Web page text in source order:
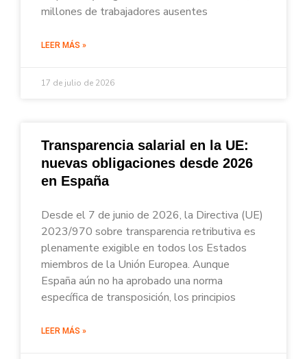
millones de trabajadores ausentes
LEER MÁS »
17 de julio de 2026
Transparencia salarial en la UE:
nuevas obligaciones desde 2026
en España
Desde el 7 de junio de 2026, la Directiva (UE)
2023/970 sobre transparencia retributiva es
plenamente exigible en todos los Estados
miembros de la Unión Europea. Aunque
España aún no ha aprobado una norma
específica de transposición, los principios
LEER MÁS »